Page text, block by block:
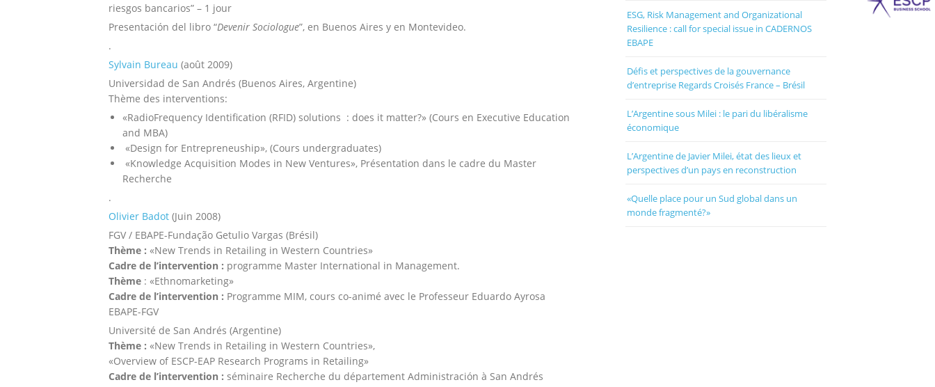
riesgos bancarios” – 1 jour
Presentación del libro “Devenir Sociologue”, en Buenos Aires y en Montevideo.
.
Sylvain Bureau (août 2009)
Universidad de San Andrés (Buenos Aires, Argentine)
Thème des interventions:
«RadioFrequency Identification (RFID) solutions : does it matter?» (Cours en Executive Education
and MBA)
«Design for Entrepreneuship», (Cours undergraduates)
«Knowledge Acquisition Modes in New Ventures», Présentation dans le cadre du Master
Recherche
.
Olivier Badot (Juin 2008)
FGV / EBAPE-Fundação Getulio Vargas (Brésil)
Thème : «New Trends in Retailing in Western Countries»
Cadre de l’intervention : programme Master International in Management.
Thème : «Ethnomarketing»
Cadre de l’intervention : Programme MIM, cours co-animé avec le Professeur Eduardo Ayrosa
EBAPE-FGV
Université de San Andrés (Argentine)
Thème : «New Trends in Retailing in Western Countries»,
«Overview of ESCP-EAP Research Programs in Retailing»
Cadre de l’intervention : séminaire Recherche du département Administración à San Andrés
ESG, Risk Management and Organizational
Resilience : call for special issue in CADERNOS
EBAPE
Défis et perspectives de la gouvernance
d’entreprise Regards Croisés France – Brésil
L’Argentine sous Milei : le pari du libéralisme
économique
L’Argentine de Javier Milei, état des lieux et
perspectives d’un pays en reconstruction
«Quelle place pour un Sud global dans un
monde fragmenté?»